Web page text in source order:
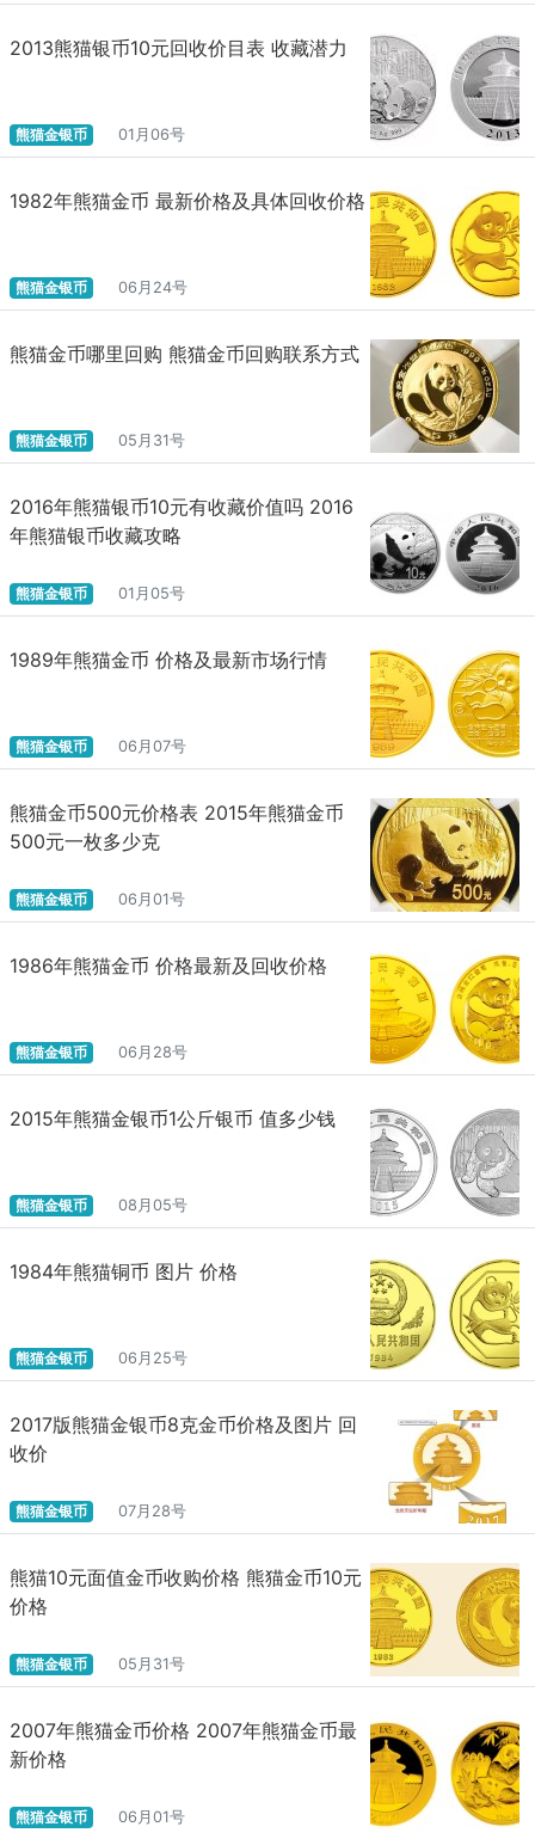
2013熊猫银币10元回收价目表 收藏潜力
熊猫金银币 01月06号
1982年熊猫金币 最新价格及具体回收价格
熊猫金银币 06月24号
熊猫金币哪里回购 熊猫金币回购联系方式
熊猫金银币 05月31号
2016年熊猫银币10元有收藏价值吗 2016
年熊猫银币收藏攻略
熊猫金银币 01月05号
1989年熊猫金币 价格及最新市场行情
熊猫金银币 06月07号
熊猫金币500元价格表 2015年熊猫金币
500元一枚多少克
熊猫金银币 06月01号
1986年熊猫金币 价格最新及回收价格
熊猫金银币 06月28号
2015年熊猫金银币1公斤银币 值多少钱
熊猫金银币 08月05号
1984年熊猫铜币 图片 价格
熊猫金银币 06月25号
2017版熊猫金银币8克金币价格及图片 回
收价
熊猫金银币 07月28号
熊猫10元面值金币收购价格 熊猫金币10元
价格
熊猫金银币 05月31号
2007年熊猫金币价格 2007年熊猫金币最
新价格
熊猫金银币 06月01号